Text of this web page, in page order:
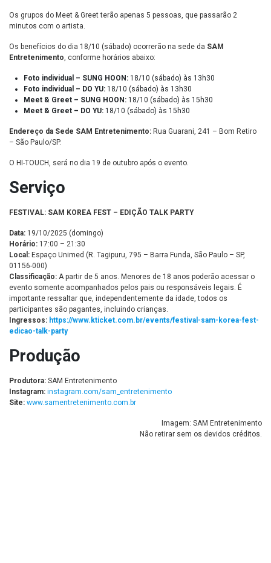
Os grupos do Meet & Greet terão apenas 5 pessoas, que passarão 2
minutos com o artista.
Os benefícios do dia 18/10 (sábado) ocorrerão na sede da SAM
Entretenimento, conforme horários abaixo:
Foto individual – SUNG HOON: 18/10 (sábado) às 13h30
Foto individual – DO YU: 18/10 (sábado) às 13h30
Meet & Greet – SUNG HOON: 18/10 (sábado) às 15h30
Meet & Greet – DO YU: 18/10 (sábado) às 15h30
Endereço da Sede SAM Entretenimento: Rua Guarani, 241 – Bom Retiro
– São Paulo/SP.
O HI-TOUCH, será no dia 19 de outubro após o evento.
Serviço
FESTIVAL: SAM KOREA FEST – EDIÇÃO TALK PARTY
Data: 19/10/2025 (domingo)
Horário: 17:00 – 21:30
Local: Espaço Unimed (R. Tagipuru, 795 – Barra Funda, São Paulo – SP,
01156-000)
Classificação: A partir de 5 anos. Menores de 18 anos poderão acessar o
evento somente acompanhados pelos pais ou responsáveis legais. É
importante ressaltar que, independentemente da idade, todos os
participantes são pagantes, incluindo crianças.
Ingressos: https://www.kticket.com.br/events/festival-sam-korea-fest-
edicao-talk-party
Produção
Produtora: SAM Entretenimento
Instagram: instagram.com/sam_entretenimento
Site: www.samentretenimento.com.br
Imagem: SAM Entretenimento
Não retirar sem os devidos créditos.